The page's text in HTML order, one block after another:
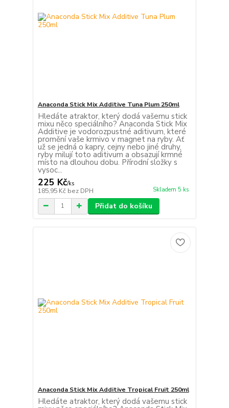
Anaconda Stick Mix Additive Tuna Plum 250ml
Hledáte atraktor, který dodá vašemu stick
mixu něco speciálního? Anaconda Stick Mix
Additive je vodorozpustné aditivum, které
promění vaše krmivo v magnet na ryby. Ať
už se jedná o kapry, cejny nebo jiné druhy,
ryby milují toto aditivum a obsazují krmné
místo na dlouhou dobu. Přírodní složky s
vysoc...
225 Kč/ks
185,95 Kč bez DPH Skladem 5 ks
Přidat do košíku
Anaconda Stick Mix Additive Tropical Fruit 250ml
Hledáte atraktor, který dodá vašemu stick